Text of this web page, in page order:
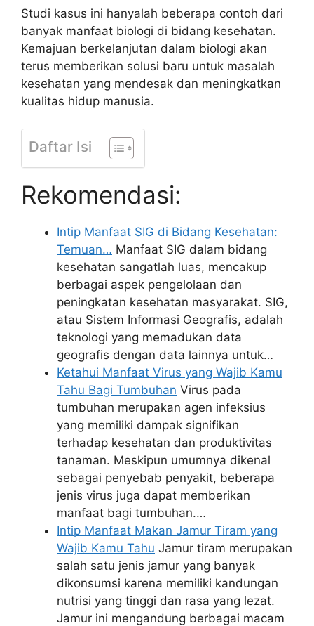
Studi kasus ini hanyalah beberapa contoh dari
banyak manfaat biologi di bidang kesehatan.
Kemajuan berkelanjutan dalam biologi akan
terus memberikan solusi baru untuk masalah
kesehatan yang mendesak dan meningkatkan
kualitas hidup manusia.
Daftar Isi
Rekomendasi:
Intip Manfaat SIG di Bidang Kesehatan:
Temuan… Manfaat SIG dalam bidang
kesehatan sangatlah luas, mencakup
berbagai aspek pengelolaan dan
peningkatan kesehatan masyarakat. SIG,
atau Sistem Informasi Geografis, adalah
teknologi yang memadukan data
geografis dengan data lainnya untuk…
Ketahui Manfaat Virus yang Wajib Kamu
Tahu Bagi Tumbuhan Virus pada
tumbuhan merupakan agen infeksius
yang memiliki dampak signifikan
terhadap kesehatan dan produktivitas
tanaman. Meskipun umumnya dikenal
sebagai penyebab penyakit, beberapa
jenis virus juga dapat memberikan
manfaat bagi tumbuhan.…
Intip Manfaat Makan Jamur Tiram yang
Wajib Kamu Tahu Jamur tiram merupakan
salah satu jenis jamur yang banyak
dikonsumsi karena memiliki kandungan
nutrisi yang tinggi dan rasa yang lezat.
Jamur ini mengandung berbagai macam